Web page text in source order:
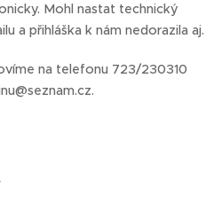
Mohl nastat technický
a přihláška k nám nedorazila aj.
na telefonu 723/230310